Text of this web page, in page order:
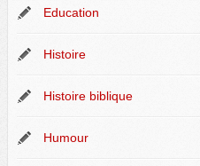
Education
Histoire
Histoire biblique
Humour